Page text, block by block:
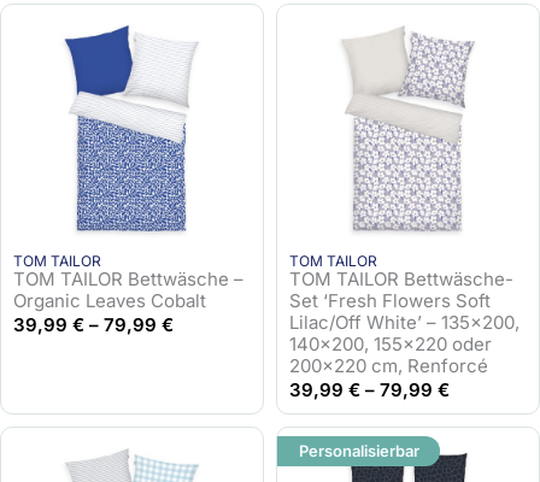
r
ü
n
g
l
i
c
r
P
r
e
i
s
w
e
l
l
e
r
P
r
s
i
s
t
:
2
5
TOM TAILOR
TOM TAILOR Bettwäsche –
Organic Leaves Cobalt
39,99 € – 79,99 €
TOM TAILOR
TOM TAILOR Bettwäsche-
Set ‘Fresh Flowers Soft
Lilac/Off White’ – 135×200,
140×200, 155×220 oder
200×220 cm, Renforcé
39,99 € – 79,99 €
Personalisierbar